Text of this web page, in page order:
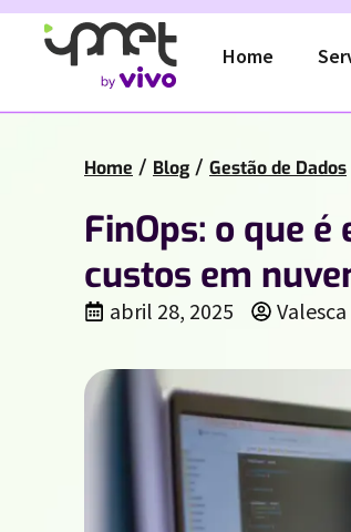
Home
Home / Blog / Gestão de Dados
FinOps: o que
custos em
abril 28, 2025